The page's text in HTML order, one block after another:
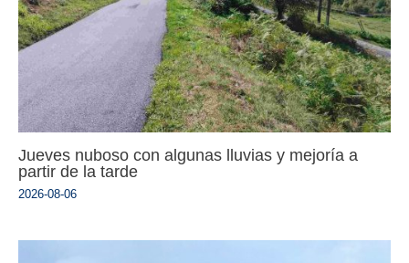
Jueves nuboso con algunas lluvias y mejoría a
partir de la tarde
2026-08-06